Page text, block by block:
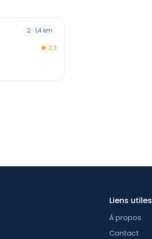
2 · 1,4 km
2,3
Liens utiles
À propos
Contact